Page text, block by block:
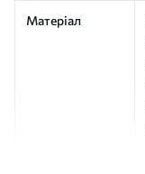
Матеріал